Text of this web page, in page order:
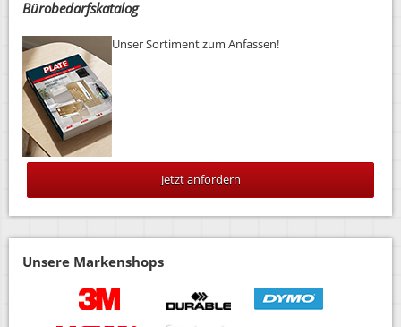
Bürobedarfskatalog
Unser Sortiment zum Anfassen!
Jetzt anfordern
Unsere Markenshops